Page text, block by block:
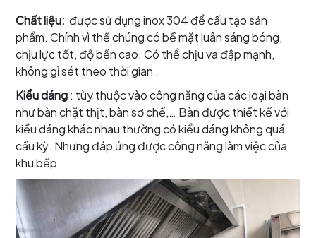
Chất liệu: được sử dụng inox 304 để cấu tạo sản
phẩm. Chính vì thế chúng có bề mặt luân sáng bóng,
chịu lực tốt, độ bền cao. Có thể chịu va đập mạnh,
không gỉ sét theo thời gian .
Kiểu dáng: tùy thuộc vào công năng của các loại bàn
như bàn chặt thịt, bàn sơ chế,… Bàn được thiết kế với
kiểu dáng khác nhau thường có kiểu dáng không quá
cầu kỳ. Nhưng đáp ứng được công năng làm việc của
khu bếp.